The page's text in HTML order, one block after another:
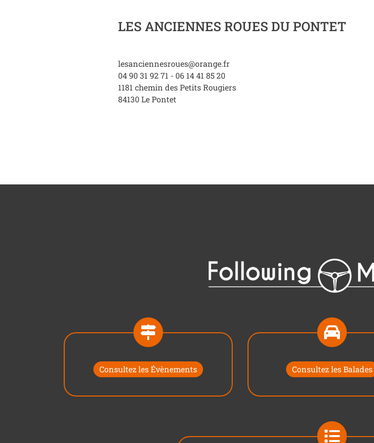
LES ANCIENNES ROUES DU PONTET
lesanciennesroues@orange.fr
04 90 31 92 71 - 06 14 41 85 20
1181 chemin des Petits Rougiers
84130Le Pontet
Consultez les Évènements Consultez les Balades